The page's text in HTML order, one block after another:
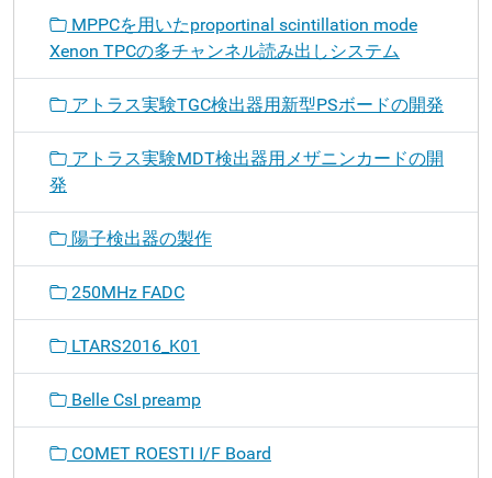
MPPCを用いたproportinal scintillation mode
Xenon TPCの多チャンネル読み出しシステム
アトラス実験TGC検出器用新型PSボードの開発
アトラス実験MDT検出器用メザニンカードの開
発
陽子検出器の製作
250MHz FADC
LTARS2016_K01
Belle CsI preamp
COMET ROESTI I/F Board